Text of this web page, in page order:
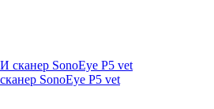
SonoEye P5 vet